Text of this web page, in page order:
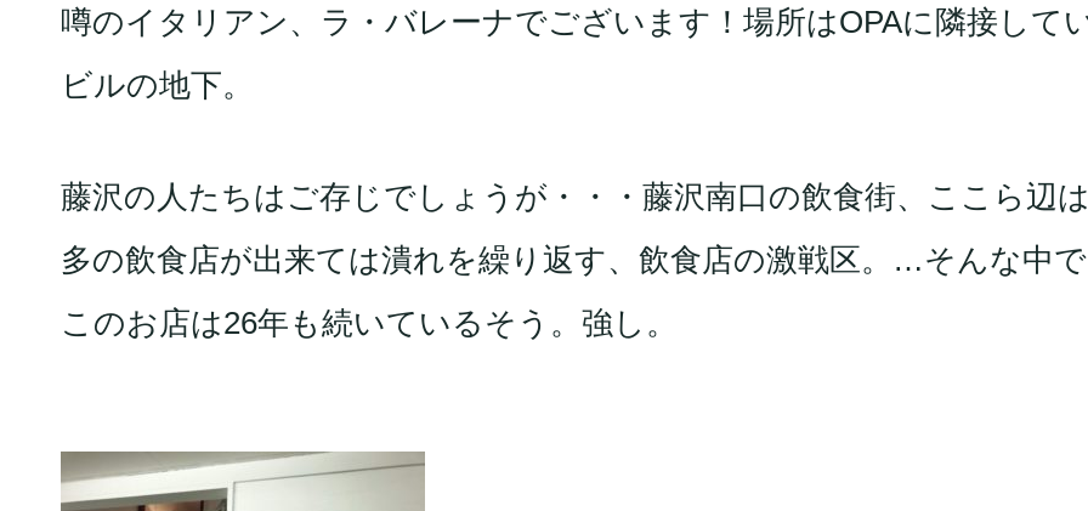
噂のイタリアン、ラ・バレーナでございます！場所はOPAに隣接して
ビルの地下。
藤沢の人たちはご存じでしょうが・・・藤沢南口の飲食街、ここら辺
多の飲食店が出来ては潰れを繰り返す、飲食店の激戦区。…そんな中
このお店は26年も続いているそう。強し。